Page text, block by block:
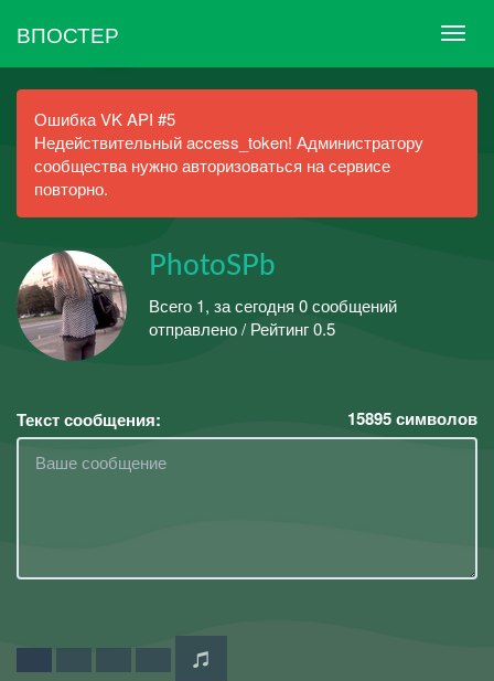
ВПОСТЕР
Ошибка VK API #5
Недействительный access_token! Администратору
сообщества нужно авторизоваться на сервисе
повторно.
PhotoSPb
Всего 1, за сегодня 0 сообщений
отправлено / Рейтинг 0.5
Текст сообщения: 15895символов